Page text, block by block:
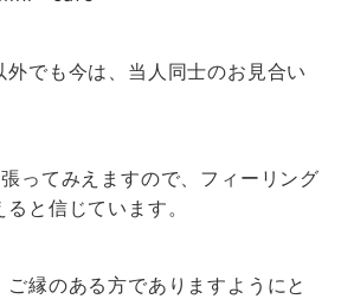
外でも今は、当人同士のお見合い
ってみえますので、フィーリング
と信じています。
縁のある方でありますようにと